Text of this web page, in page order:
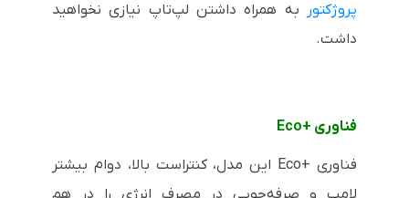
پروژکتور به همراه داشتن لپ‌تاپ نیازی نخواهید
داشت.
فناوری Eco+
فناوری Eco+ این مدل، کنتراست بالا، دوام بیشتر